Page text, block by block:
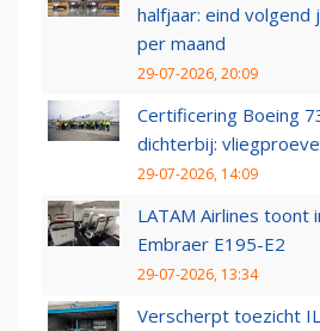
halfjaar: eind volgend
per maand
29-07-2026, 20:09
Certificering Boeing
dichterbij:
29-07-2026, 14:09
LATAM Airlines toont
Embraer E195-E2
29-07-2026, 13:34
Verscherpt toezicht